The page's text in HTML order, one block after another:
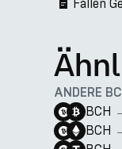
Fallen
ANDERE
BCH
BCH